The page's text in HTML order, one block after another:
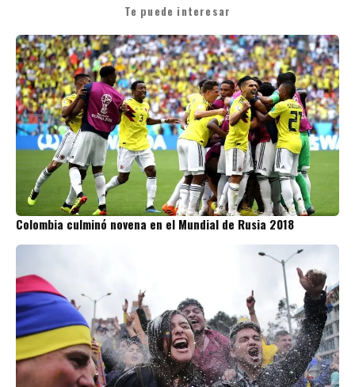
Te puede interesar
Colombia culminó novena en el Mundial de Rusia 2018